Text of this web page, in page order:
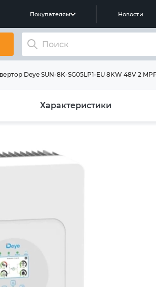
Покупателям Новости
Deye SUN-8K-SG05LP1-EU 8KW 48V 2
Характеристики